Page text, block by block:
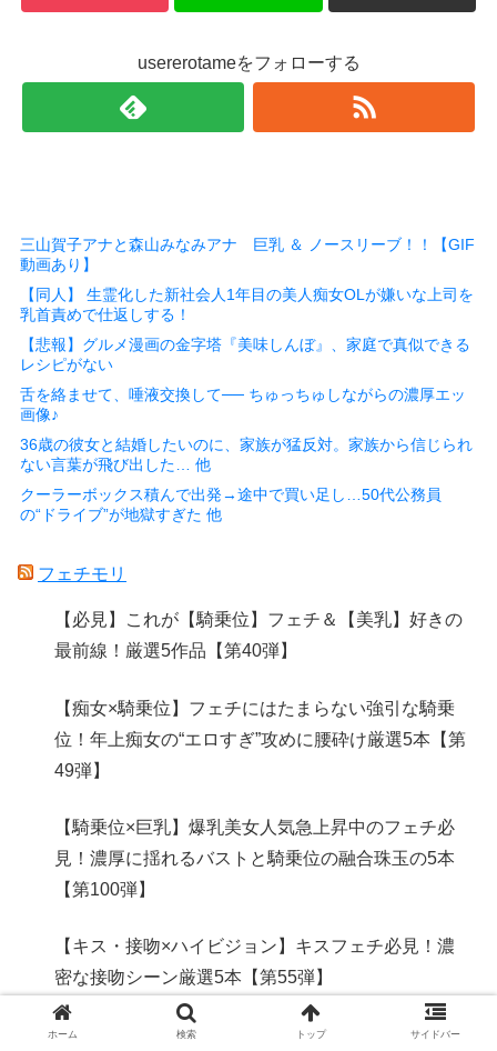
usererotameをフォローする
三山賀子アナと森山みなみアナ 巨乳 ＆ ノースリーブ！！【GIF
動画あり】
【同人】 生霊化した新社会人1年目の美人痴女OLが嫌いな上司を
乳首責めで仕返しする！
【悲報】グルメ漫画の金字塔『美味しんぼ』、家庭で真似できる
レシピがない
舌を絡ませて、唾液交換して── ちゅっちゅしながらの濃厚エッ
画像♪
36歳の彼女と結婚したいのに、家族が猛反対。家族から信じられ
ない言葉が飛び出した… 他
クーラーボックス積んで出発→途中で買い足し…50代公務員
の“ドライブ”が地獄すぎた 他
フェチモリ
【必見】これが【騎乗位】フェチ＆【美乳】好きの
最前線！厳選5作品【第40弾】
【痴女×騎乗位】フェチにはたまらない強引な騎乗
位！年上痴女の“エロすぎ”攻めに腰砕け厳選5本【第
49弾】
【騎乗位×巨乳】爆乳美女人気急上昇中のフェチ必
見！濃厚に揺れるバストと騎乗位の融合珠玉の5本
【第100弾】
【キス・接吻×ハイビジョン】キスフェチ必見！濃
密な接吻シーン厳選5本【第55弾】
【巨乳×ぽっちゃり】むちむち体型話題騒然のフェ
ホーム 検索 トップ サイドバー